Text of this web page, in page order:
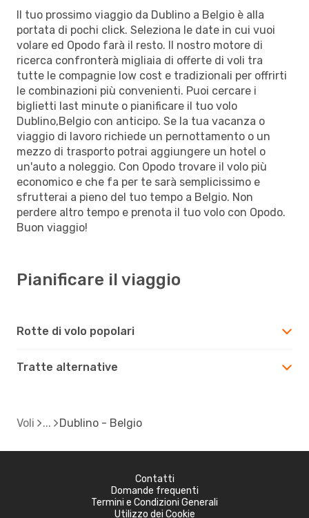
Il tuo prossimo viaggio da Dublino a Belgio è alla
portata di pochi click. Seleziona le date in cui vuoi
volare ed Opodo farà il resto. Il nostro motore di
ricerca confronterà migliaia di offerte di voli tra
tutte le compagnie low cost e tradizionali per offrirti
le combinazioni più convenienti. Puoi cercare i
biglietti last minute o pianificare il tuo volo
Dublino,Belgio con anticipo. Se la tua vacanza o
viaggio di lavoro richiede un pernottamento o un
mezzo di trasporto potrai aggiungere un hotel o
un'auto a noleggio. Con Opodo trovare il volo più
economico e che fa per te sarà semplicissimo e
sfrutterai a pieno del tuo tempo a Belgio. Non
perdere altro tempo e prenota il tuo volo con Opodo.
Buon viaggio!
Pianificare il viaggio
Rotte di volo popolari
Tratte alternative
Voli Dublino - Belgio
Contatti
Domande frequenti
Termini e Condizioni Generali
Utilizzo dei Cookie